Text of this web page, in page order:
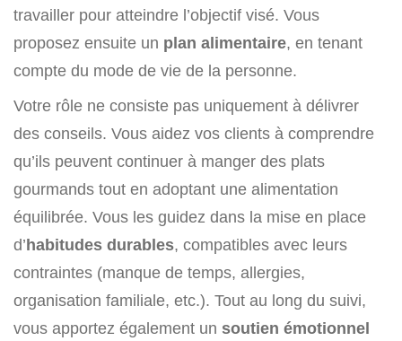
travailler pour atteindre l’objectif visé. Vous
proposez ensuite un plan alimentaire, en tenant
compte du mode de vie de la personne.
Votre rôle ne consiste pas uniquement à délivrer
des conseils. Vous aidez vos clients à comprendre
qu’ils peuvent continuer à manger des plats
gourmands tout en adoptant une alimentation
équilibrée. Vous les guidez dans la mise en place
d’habitudes durables, compatibles avec leurs
contraintes (manque de temps, allergies,
organisation familiale, etc.). Tout au long du suivi,
vous apportez également un soutien émotionnel